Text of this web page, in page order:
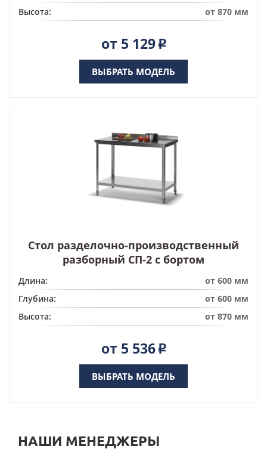
Высота:
от 870 мм
от 5 129Р
ВЫБРАТЬ МОДЕЛЬ
Стол разделочно-производственный
разборный СП-2 с бортом
Длина:
от 600 мм
Глубина:
от 600 мм
Высота:
от 870 мм
от 5 536Р
ВЫБРАТЬ МОДЕЛЬ
НАШИ МЕНЕДЖЕРЫ